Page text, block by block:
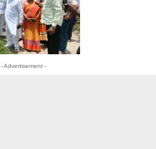
- Advertisement -